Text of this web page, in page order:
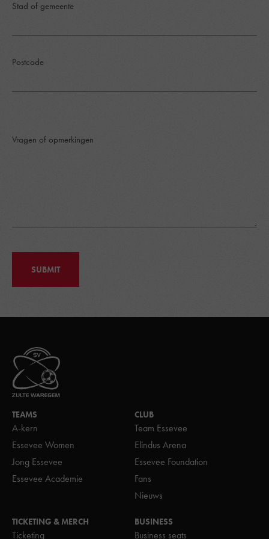
Stad of gemeente
Postcode
Vragen of opmerkingen
SUBMIT
TEAMS
A-kern
Essevee Women
Jong Essevee
Essevee Academie
CLUB
Team Essevee
Elindus Arena
Essevee Foundation
Fans
Nieuws
TICKETING & MERCH
Ticketing
BUSINESS
Business seats